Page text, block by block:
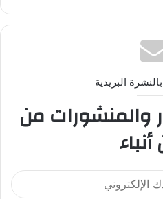
البريدية
والمنشورات من